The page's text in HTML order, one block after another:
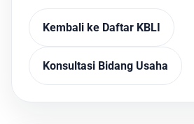
Kembali ke Daftar KBLI
Konsultasi Bidang Usaha